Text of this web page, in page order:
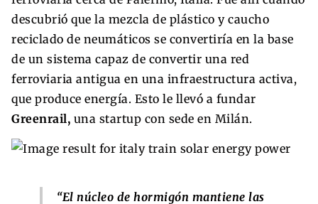
descubrió que la mezcla de plástico y caucho
reciclado de neumáticos se convertiría en la base
de un sistema capaz de convertir una red
ferroviaria antigua en una infraestructura activa,
que produce energía. Esto le llevó a fundar
Greenrail, una startup con sede en Milán.
“El núcleo de hormigón mantiene las